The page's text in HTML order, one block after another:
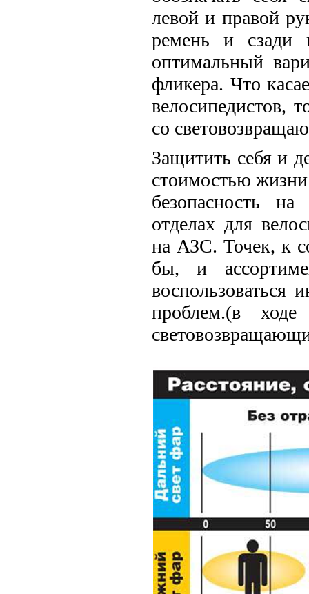
левой и правой
ремень и сзади
оптимальный
фликера. Что
велосипедистов,
со
Защитить себя и
стоимостью жизни
безопасность
отделах для
на АЗС. Точек, к
бы, и
воспользоваться
проблем.(в